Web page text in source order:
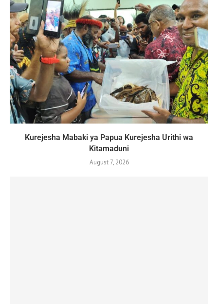
Kurejesha Mabaki ya Papua Kurejesha Urithi wa
Kitamaduni
August 7, 2026